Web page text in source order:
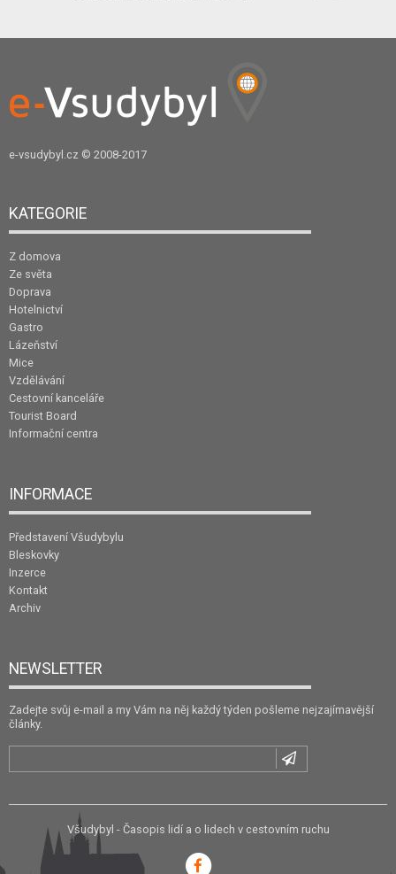
e-vsudybyl.cz © 2008-2017
KATEGORIE
Z domova
Ze světa
Doprava
Hotelnictví
Gastro
Lázeňství
Mice
Vzdělávání
Cestovní kanceláře
Tourist Board
Informační centra
INFORMACE
Představení Všudybylu
Bleskovky
Inzerce
Kontakt
Archiv
NEWSLETTER
Zadejte svůj e-mail a my Vám na něj každý týden pošleme nejzajímavější
články.
Všudybyl - Časopis lidí a o lidech v cestovním ruchu